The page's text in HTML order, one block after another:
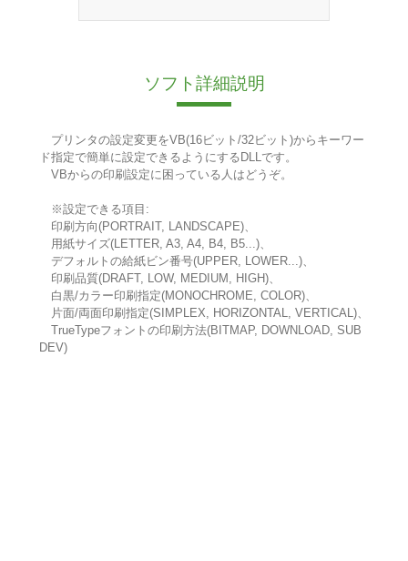
ソフト詳細説明
プリンタの設定変更をVB(16ビット/32ビット)からキーワー
ド指定で簡単に設定できるようにするDLLです。
VBからの印刷設定に困っている人はどうぞ。
※設定できる項目:
印刷方向(PORTRAIT, LANDSCAPE)、
用紙サイズ(LETTER, A3, A4, B4, B5...)、
デフォルトの給紙ビン番号(UPPER, LOWER...)、
印刷品質(DRAFT, LOW, MEDIUM, HIGH)、
白黒/カラー印刷指定(MONOCHROME, COLOR)、
片面/両面印刷指定(SIMPLEX, HORIZONTAL, VERTICAL)、
TrueTypeフォントの印刷方法(BITMAP, DOWNLOAD, SUB
DEV)